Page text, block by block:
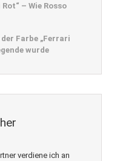
– Wie Rosso
Farbe „Ferrari
wurde
verdiene ich an